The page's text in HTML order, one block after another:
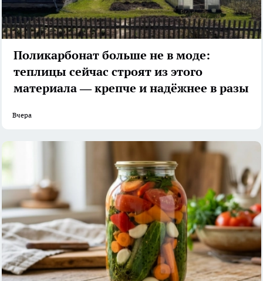
Поликарбонат больше не в моде:
теплицы сейчас строят из этого
материала — крепче и надёжнее в разы
Вчера